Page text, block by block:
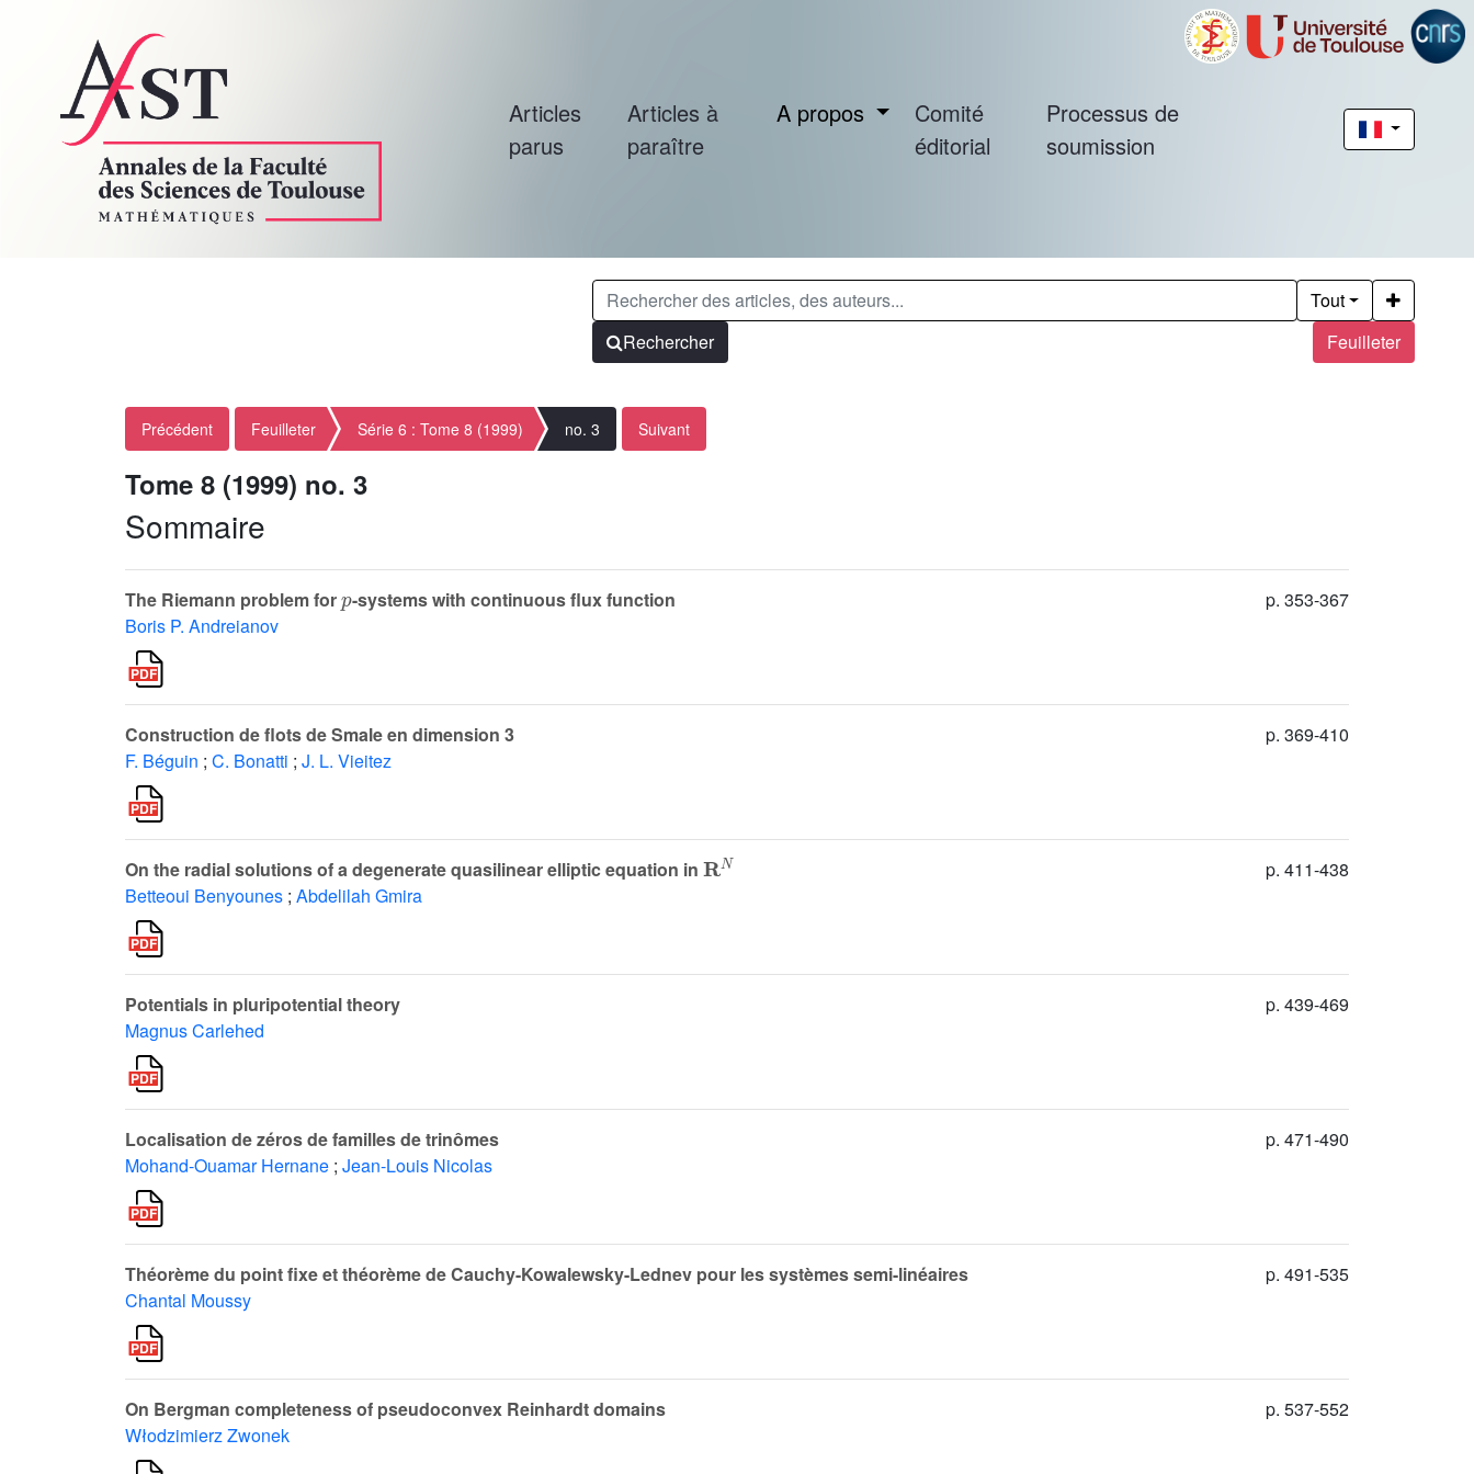
Articles
parus
Articles à
paraître
A propos
Comité
éditorial
Processus de
soumission
Feuilleter
Tout
Rechercher
Précédent Feuilleter Série 6 : Tome 8 (1999) no. 3 Suivant
Tome 8 (1999) no. 3
Sommaire
The Riemann problem for -systems with continuous flux function
Boris P. Andreianov
p. 353-367
Construction de flots de Smale en dimension 3
F. Béguin ; C. Bonatti ; J. L. Vieitez
p. 369-410
On the radial solutions of a degenerate quasilinear elliptic equation in
N
Betteoui Benyounes ; Abdelilah Gmira
p. 411-438
Potentials in pluripotential theory
Magnus Carlehed
p. 439-469
Localisation de zéros de familles de trinômes
Mohand-Ouamar Hernane ; Jean-Louis Nicolas
p. 471-490
Théorème du point fixe et théorème de Cauchy-Kowalewsky-Lednev pour les systèmes semi-linéaires
Chantal Moussy
p. 491-535
On Bergman completeness of pseudoconvex Reinhardt domains
Włodzimierz Zwonek
p. 537-552